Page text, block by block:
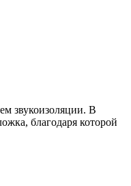
звукоизоляции. В
благодаря которой